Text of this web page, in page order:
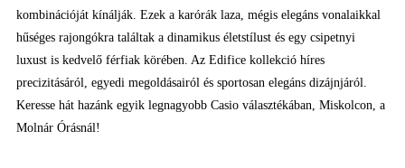
kombinációját kínálják. Ezek a karórák laza, mégis elegáns vonalaikkal
hűséges rajongókra találtak a dinamikus életstílust és egy csipetnyi
luxust is kedvelő férfiak körében. Az Edifice kollekció híres
precizitásáról, egyedi megoldásairól és sportosan elegáns dizájnjáról.
Keresse hát hazánk egyik legnagyobb Casio választékában, Miskolcon, a
Molnár Órásnál!